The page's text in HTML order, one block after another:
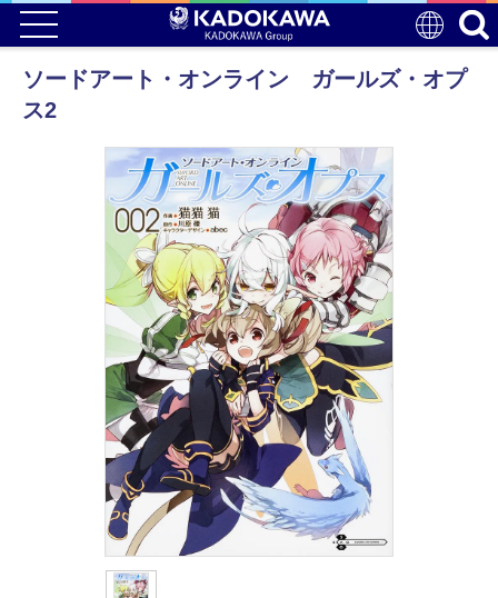
ソードアート・オンライン ガールズ・オプ
ス2